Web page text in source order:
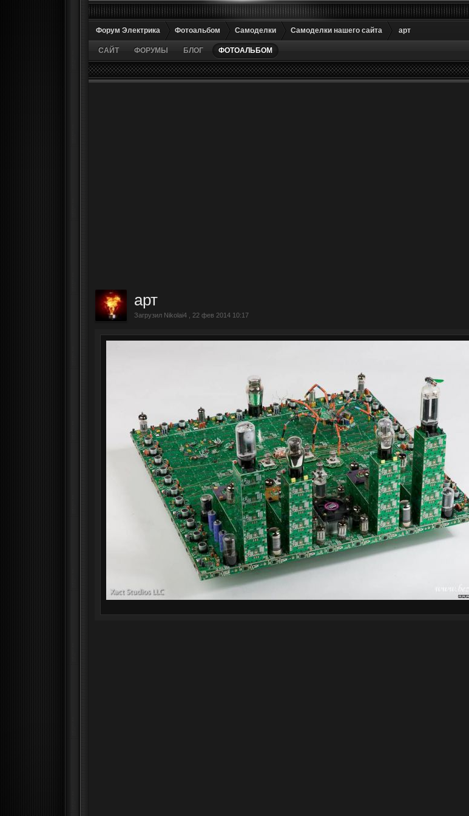
Форум Электрика Фотоальбом Самоделки Самоделки нашего сайта арт
САЙТ ФОРУМЫ БЛОГ ФОТОАЛЬБОМ
арт
Загрузил Nikolai4 , 22 фев 2014 10:17